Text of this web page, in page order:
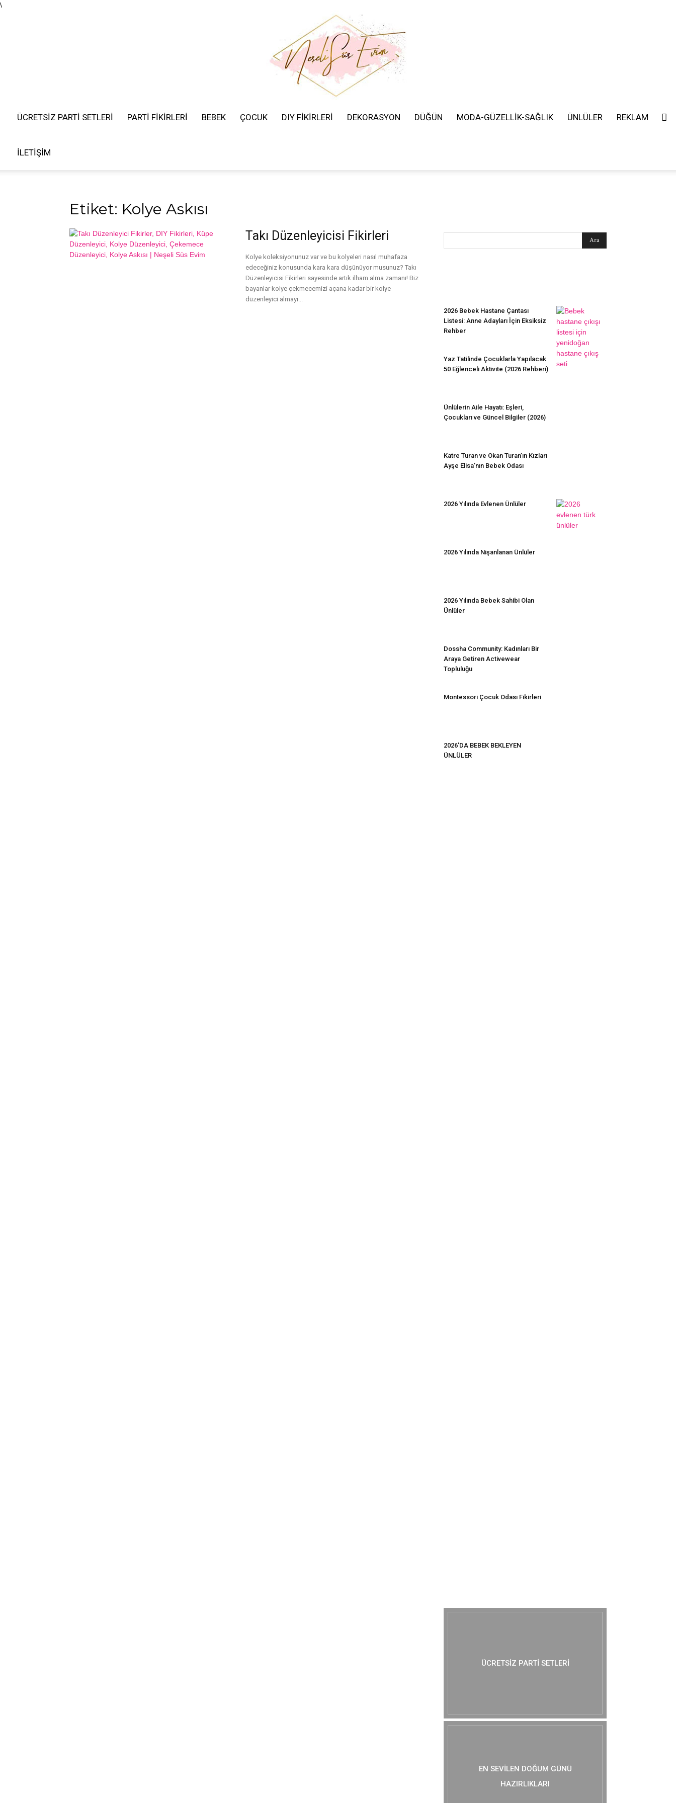
\
Evim
ÜCRETSIZ PARTI SETLERI PARTİ FİKİRLERİ BEBEK ÇOCUK DIY FİKİRLERİ DEKORASYON DÜĞÜN MODA-GÜZELLİK-SAĞLIK ÜNLÜLER REKLAM
İLETIŞIM
Etiket: Kolye Askısı
Takı Düzenleyicisi Fikirleri
Kolye koleksiyonunuz var ve bu kolyeleri nasıl muhafaza
edeceğiniz konusunda kara kara düşünüyor musunuz? Takı
Düzenleyicisi Fikirleri sayesinde artık ilham alma zamanı! Biz
bayanlar kolye çekmecemizi açana kadar bir kolye
düzenleyici almayı...
2026 Bebek Hastane Çantası
Listesi: Anne Adayları İçin Eksiksiz
Rehber
Yaz Tatilinde Çocuklarla Yapılacak
50 Eğlenceli Aktivite (2026 Rehberi)
Ünlülerin Aile Hayatı: Eşleri,
Çocukları ve Güncel Bilgiler (2026)
Katre Turan ve Okan Turan’ın Kızları
Ayşe Elisa’nın Bebek Odası
2026 Yılında Evlenen Ünlüler
2026 Yılında Nişanlanan Ünlüler
2026 Yılında Bebek Sahibi Olan
Ünlüler
Dossha Community: Kadınları Bir
Araya Getiren Activewear
Topluluğu
Montessori Çocuk Odası Fikirleri
2026’DA BEBEK BEKLEYEN
ÜNLÜLER
ÜCRETSIZ PARTI SETLERI
EN SEVILEN DOĞUM GÜNÜ
HAZIRLIKLARI